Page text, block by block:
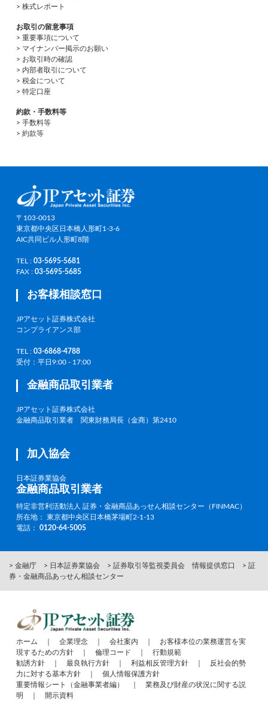
> 株式レポート
お取引の留意事項
> 重要事項について
> マイナンバー掲示のお願い
> お取引時の確認
> 内部者取引について
> 税金について
> 特定口座
約款・手数料等
> 手数料等
> 約款等
〒103-0013
東京都中央区日本橋人形町1-3-6
AIC共同ビル人形町8階
TEL : 03-5695-5681
FAX : 03-5695-5685
お客様相談窓口
JPアセット証券株式会社
コンプライアンス部
TEL : 03-6868-4788
受付：平日9:00 - 17:00
金融商品取引業者
JPアセット証券株式会社
金融商品取引業者 関東財務局長（金商）第2410
加入協会
日本証券業協会
金融商品取引業者
特定非営利活動法人 証券・金融商品あっせん相談センター（FINMAC）
所在地： 東京都中央区日本橋茅場町2-1-13
電話： 0120-64-5005
> 金融庁 > 日本証券業協会 > 証券取引等監視委員会 情報提供窓口
> 証
券・金融商品あっせん相談センター
ホーム 企業理念 会社案内
お客様本位の業務運営を実
現するための方針
倫理コード
行動規範
勧誘方針
最良執行方針 利益相反管理方針
反社会的勢
力に対する基本方針
個人情報保護方針
重要情報シート（金融事業者編）
業務及び財産の状況に関する説
明
開示資料